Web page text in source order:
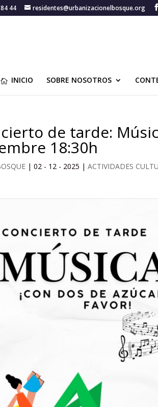
44 residentes@urbanizacionelbosque.org
INICIO SOBRE NOSOTROS
de tarde:
18:30h
|02 - 12 - 2025 |ACTIVIDADES